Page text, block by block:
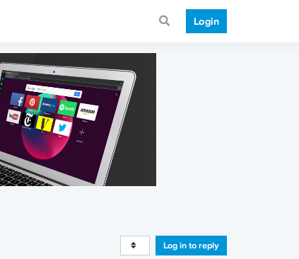
Login
Log in to reply